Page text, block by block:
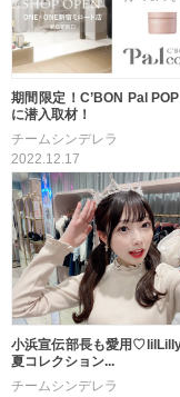
期間限定！C’BON Pal
に潜入取材！
チームシンデレラ
2022.12.17
小浜宣伝部長も愛用
夏コレクション...
チームシンデレラ